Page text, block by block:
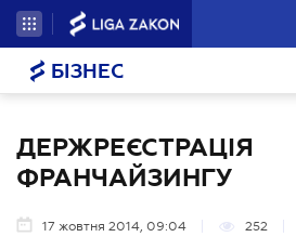
БІЗНЕС
ДЕРЖРЕЄСТРАЦІЯ
ФРАНЧАЙЗИНГУ
17 жовтня 2014, 09:04 252